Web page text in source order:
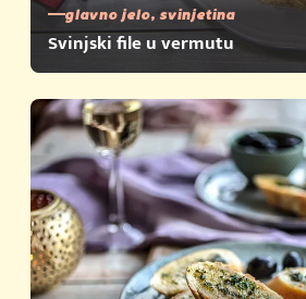
glavno jelo, svinjetina
Svinjski file u vermutu